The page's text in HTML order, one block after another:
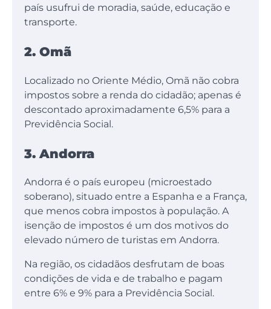
país usufrui de moradia, saúde, educação e
transporte.
2. Omã
Localizado no Oriente Médio, Omã não cobra
impostos sobre a renda do cidadão; apenas é
descontado aproximadamente 6,5% para a
Previdência Social.
3. Andorra
Andorra é o país europeu (microestado
soberano), situado entre a Espanha e a França,
que menos cobra impostos à população. A
isenção de impostos é um dos motivos do
elevado número de turistas em Andorra.
Na região, os cidadãos desfrutam de boas
condições de vida e de trabalho e pagam
entre 6% e 9% para a Previdência Social.